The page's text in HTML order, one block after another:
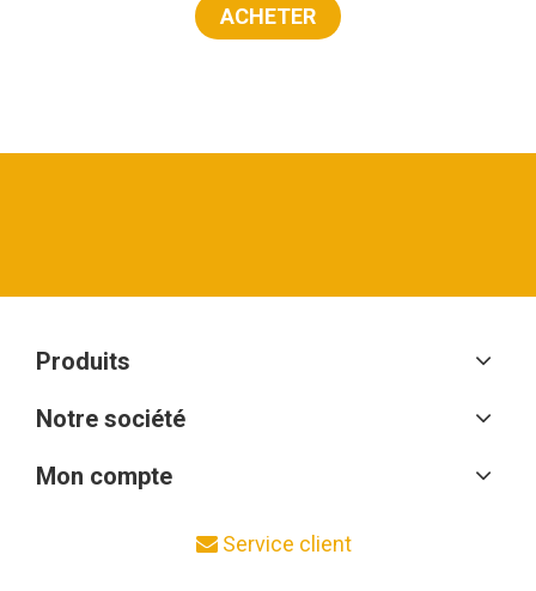
ACHETER
Produits
Notre société
Mon compte
Service client